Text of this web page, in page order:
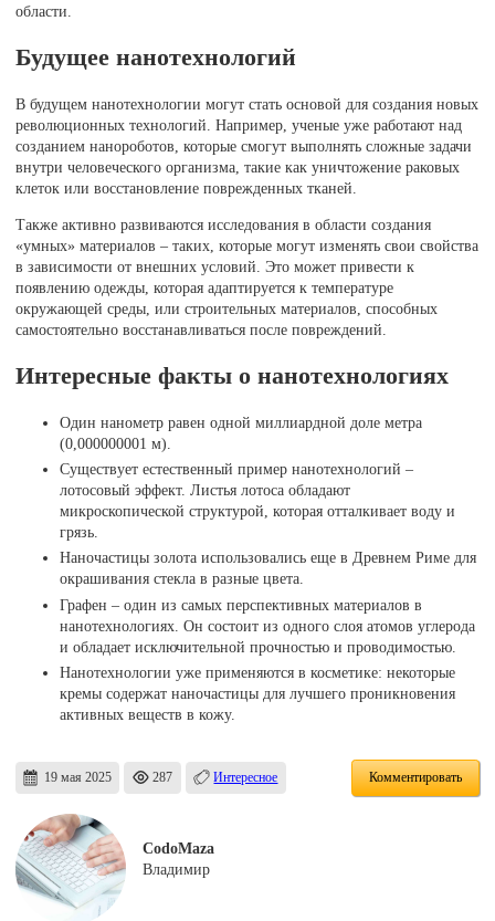
области.
Будущее нанотехнологий
В будущем нанотехнологии могут стать основой для создания новых
революционных технологий. Например, ученые уже работают над
созданием нанороботов, которые смогут выполнять сложные задачи
внутри человеческого организма, такие как уничтожение раковых
клеток или восстановление поврежденных тканей.
Также активно развиваются исследования в области создания
«умных» материалов – таких, которые могут изменять свои свойства
в зависимости от внешних условий. Это может привести к
появлению одежды, которая адаптируется к температуре
окружающей среды, или строительных материалов, способных
самостоятельно восстанавливаться после повреждений.
Интересные факты о нанотехнологиях
Один нанометр равен одной миллиардной доле метра
(0,000000001 м).
Существует естественный пример нанотехнологий –
лотосовый эффект. Листья лотоса обладают
микроскопической структурой, которая отталкивает воду и
грязь.
Наночастицы золота использовались еще в Древнем Риме для
окрашивания стекла в разные цвета.
Графен – один из самых перспективных материалов в
нанотехнологиях. Он состоит из одного слоя атомов углерода
и обладает исключительной прочностью и проводимостью.
Нанотехнологии уже применяются в косметике: некоторые
кремы содержат наночастицы для лучшего проникновения
активных веществ в кожу.
19 мая 2025 287 Интересное Комментировать
CodoMaza
Владимир